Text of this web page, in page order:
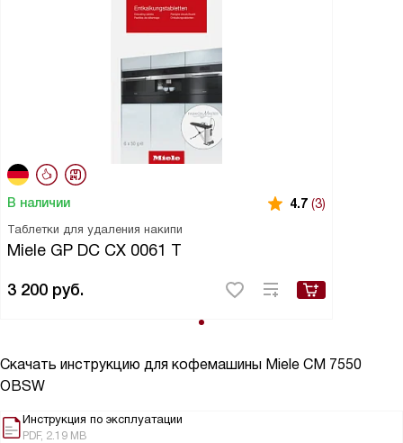
В наличии 4.7 (3)
Таблетки для удаления накипи
Miele GP DC CX 0061 T
3 200 руб.
Скачать инструкцию для кофемашины Miele CM 7550
OBSW
Инструкция по эксплуатации
PDF, 2.19 MB